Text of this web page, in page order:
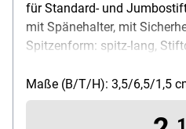
für Standard- und
mit Spänehalter, mit
Spitzenform: spitz-lang,
Lieferumfang:
Maße (B/T/H): 3,5/6,5/1,5